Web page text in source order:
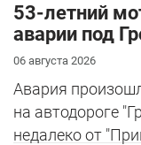
53-летний
аварии под
06 августа 2026
Авария
на автодороге
недалеко от